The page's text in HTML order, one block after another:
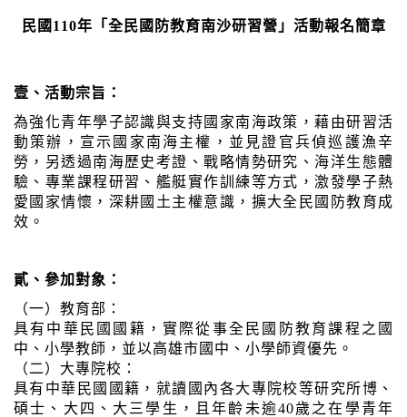
民國110年「全民國防教育南沙研習營」活動報名簡章
壹、活動宗旨：
為強化青年學子認識與支持國家南海政策，藉由研習活
動策辦，宣示國家南海主權，並見證官兵偵巡護漁辛
勞，另透過南海歷史考證、戰略情勢研究、海洋生態體
驗、專業課程研習、艦艇實作訓練等方式，激發學子熱
愛國家情懷，深耕國土主權意識，擴大全民國防教育成
效。
貳、參加對象：
（一）教育部：
具有中華民國國籍，實際從事全民國防教育課程之國
中、小學教師，並以高雄市國中、小學師資優先。
（二）大專院校：
具有中華民國國籍，就讀國內各大專院校等研究所博、
碩士、大四、大三學生，且年齡未逾40歲之在學青年